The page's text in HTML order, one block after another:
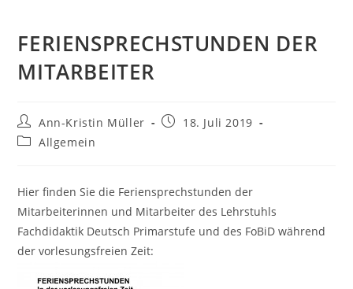
FERIENSPRECHSTUNDEN DER
MITARBEITER
Beitrags-
Autor:
Ann-Kristin Müller
Beitrag18. Juli 2019
Beitrags-
Allgemein
Hier finden Sie die Feriensprechstunden der
Mitarbeiterinnen und Mitarbeiter des Lehrstuhls
Fachdidaktik Deutsch Primarstufe und des FoBiD während
der vorlesungsfreien Zeit: